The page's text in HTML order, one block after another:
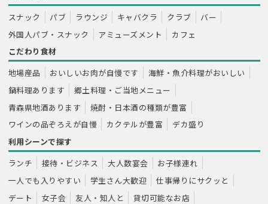
スナック
パブ ラウンジ キャバクラ クラブ
バー
外国人パブ・スナック
アミューズメント
カフェ
こだわり食材
地場産品
おいしいお肉が自慢です
海鮮・魚介料理がおいしい
鍋料理あります
郷土料理・ご当地メニュー
青森県地酒あります
焼酎・日本酒の種類が豊富
ワインの品ぞろえが自慢
カクテルが豊富
デカ盛り
利用シーンで探す
ランチ
接待・ビジネス 大人数宴会
お子様連れ
一人でも入りやすい
学生さん大歓迎
仕事帰りにサクッと
デート
女子会 友人・知人と
貸切可能なお店